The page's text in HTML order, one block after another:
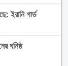
ইরানি গার্ড
ঘনিষ্ঠ